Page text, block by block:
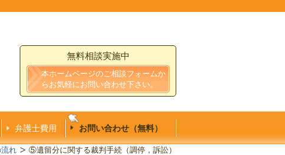
無料相談実施中
本ホームページのご相談フォームか
らお気軽にお問い合わせ下さい。
弁護士費用 お問い合わせ（無料）
れ ⑤遺留分に関する裁判手続（調停，訴訟）